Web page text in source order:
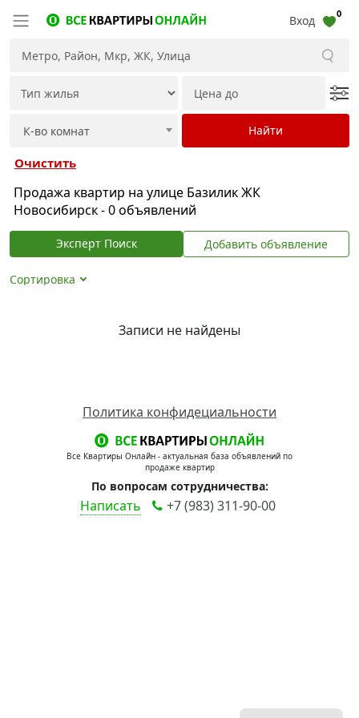
Вход 0
Очистить
Продажа квартир на улице Базилик ЖК
Новосибирск - 0 объявлений
Эксперт Поиск Добавить объявление
Сортировка
Записи не найдены
Политика конфидециальности
Все Квартиры Онлайн - актуальная база объявлений по
продаже квартир
По вопросам сотрудничества:
Написать +7 (983) 311-90-00